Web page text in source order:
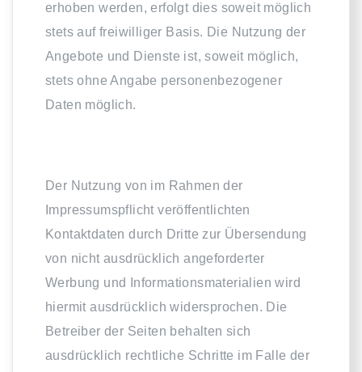
erhoben werden, erfolgt dies soweit möglich
stets auf freiwilliger Basis. Die Nutzung der
Angebote und Dienste ist, soweit möglich,
stets ohne Angabe personenbezogener
Daten möglich.
Der Nutzung von im Rahmen der
Impressumspflicht veröffentlichten
Kontaktdaten durch Dritte zur Übersendung
von nicht ausdrücklich angeforderter
Werbung und Informationsmaterialien wird
hiermit ausdrücklich widersprochen. Die
Betreiber der Seiten behalten sich
ausdrücklich rechtliche Schritte im Falle der